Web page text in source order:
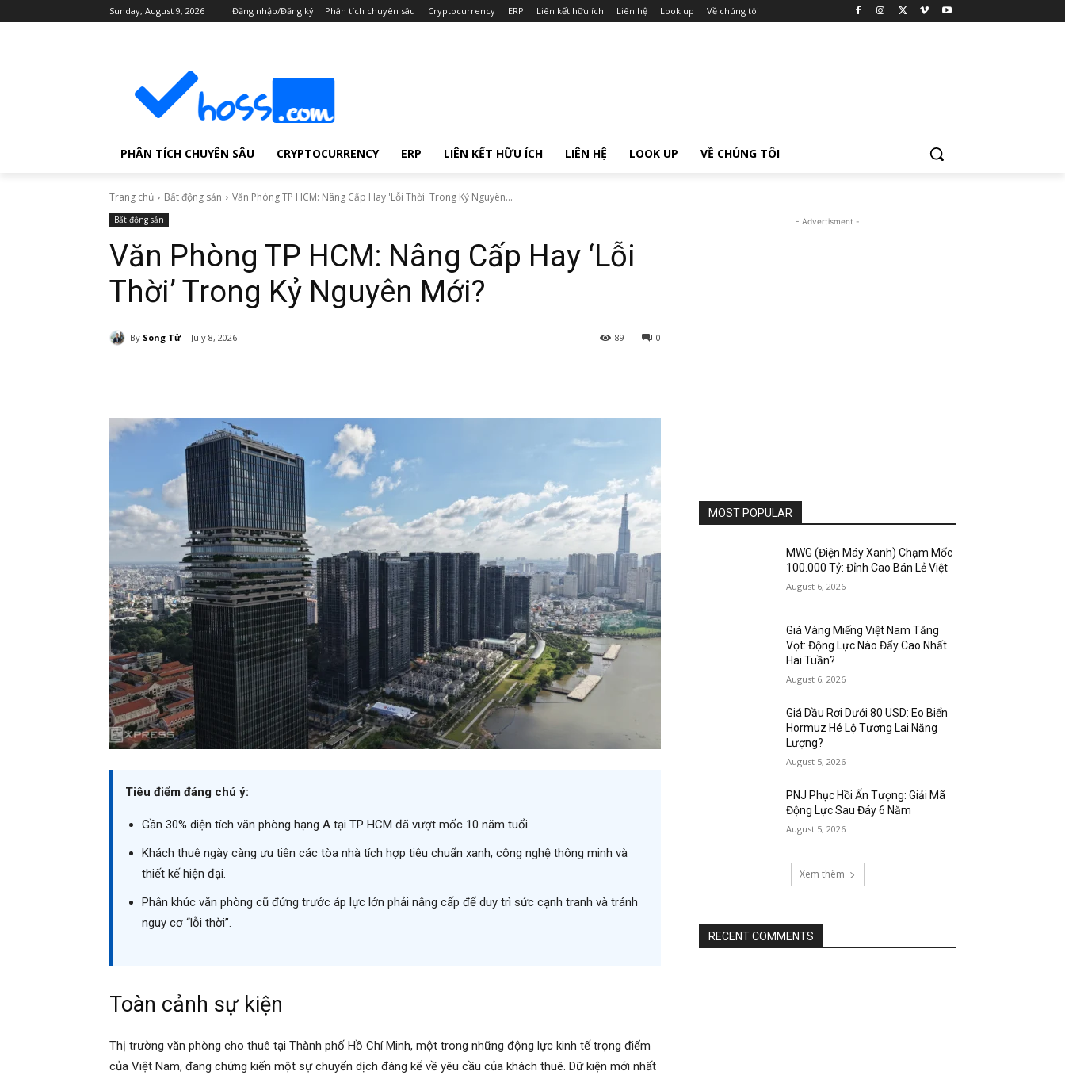
Sunday, August 9, 2026 Đăng nhập/Đăng ký Phân tích chuyên sâu Cryptocurrency ERP Liên kết hữu ích Liên hệ Look up Về chúng tôi
PHÂN TÍCH CHUYÊN SÂU CRYPTOCURRENCY ERP LIÊN KẾT HỮU ÍCH LIÊN HỆ LOOK UP VỀ CHÚNG TÔI
Trang chủ Bất động sản Văn Phòng TP HCM: Nâng Cấp Hay 'Lỗi Thời' Trong Kỷ Nguyên...
Bất động sản
Văn Phòng TP HCM: Nâng Cấp Hay ‘Lỗi
Thời’ Trong Kỷ Nguyên Mới?
By Song Tử July 8, 2026 0
89
Tiêu điểm đáng chú ý:
Gần 30% diện tích văn phòng hạng A tại TP HCM đã vượt mốc 10 năm tuổi.
Khách thuê ngày càng ưu tiên các tòa nhà tích hợp tiêu chuẩn xanh, công nghệ thông minh và
thiết kế hiện đại.
Phân khúc văn phòng cũ đứng trước áp lực lớn phải nâng cấp để duy trì sức cạnh tranh và tránh
nguy cơ “lỗi thời”.
Toàn cảnh sự kiện
Thị trường văn phòng cho thuê tại Thành phố Hồ Chí Minh, một trong những động lực kinh tế trọng điểm
của Việt Nam, đang chứng kiến một sự chuyển dịch đáng kể về yêu cầu của khách thuê. Dữ kiện mới nhất
- Advertisment -
MOST POPULAR
MWG (Điện Máy Xanh) Chạm Mốc
100.000 Tỷ: Đỉnh Cao Bán Lẻ Việt
August 6, 2026
Giá Vàng Miếng Việt Nam Tăng
Vọt: Động Lực Nào Đẩy Cao Nhất
Hai Tuần?
August 6, 2026
Giá Dầu Rơi Dưới 80 USD: Eo Biển
Hormuz Hé Lộ Tương Lai Năng
Lượng?
August 5, 2026
PNJ Phục Hồi Ấn Tượng: Giải Mã
Động Lực Sau Đáy 6 Năm
August 5, 2026
Xem thêm
RECENT COMMENTS